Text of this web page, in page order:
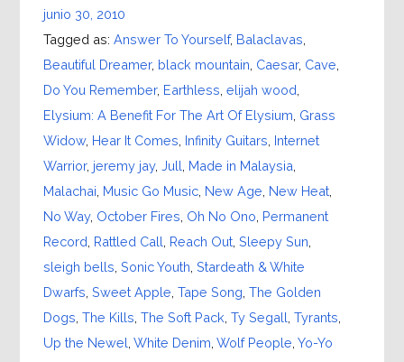
junio 30, 2010
Tagged as: Answer To Yourself, Balaclavas
Beautiful Dreamer, black mountain Caesar, Cave
Do You Remember, Earthless elijah wood
Elysium: A Benefit For The Art Of Elysium Grass
Widow, Hear It Comes Infinity Guitars Internet
Warrior, jeremy jay, Jull Made in Malaysia
Malachai Music Go Music, New Age New Heat,
No Way, October Fires Oh No Ono Permanent
Record Rattled Call Reach Out, Sleepy Sun
sleigh bells Sonic Youth Stardeath & White
Dwarfs Sweet Apple Tape Song The Golden
Dogs The Kills The Soft Pack Ty Segall Tyrants
Up the Newel White Denim Wolf People Yo-Yo